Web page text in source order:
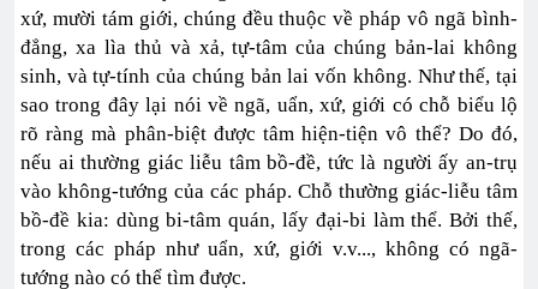
xứ, mười tám giới, chúng đều thuộc về pháp vô ngã bình-
đẳng, xa lìa thủ và xả, tự-tâm của chúng bản-lai không
sinh, và tự-tính của chúng bản lai vốn không. Như thế, tại
sao trong đây lại nói về ngã, uẩn, xứ, giới có chỗ biểu lộ
rõ ràng mà phân-biệt được tâm hiện-tiện vô thể? Do đó,
nếu ai thường giác liễu tâm bồ-đề, tức là người ấy an-trụ
vào không-tướng của các pháp. Chỗ thường giác-liễu tâm
bồ-đề kia: dùng bi-tâm quán, lấy đại-bi làm thể. Bởi thế,
trong các pháp như uẩn, xứ, giới v.v..., không có ngã-
tướng nào có thể tìm được.